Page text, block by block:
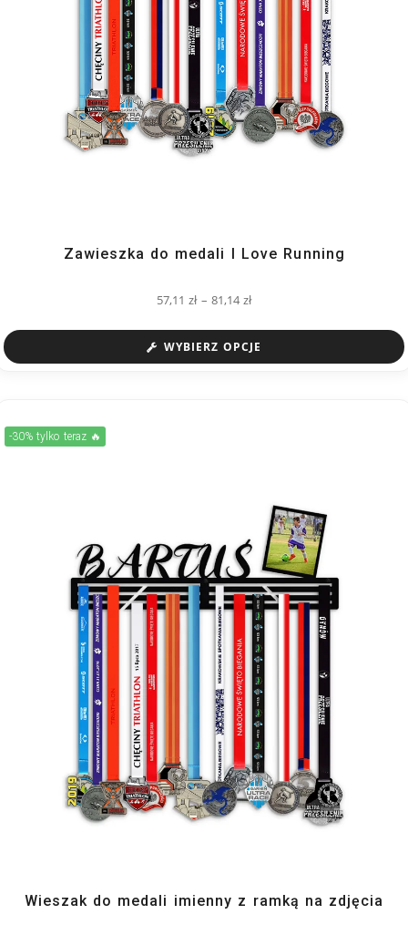
Zawieszka do medali I Love Running
57,11zł – 81,14zł
WYBIERZ OPCJE
-30% tylko teraz 🔥
Wieszak do medali imienny z ramką na zdjęcia